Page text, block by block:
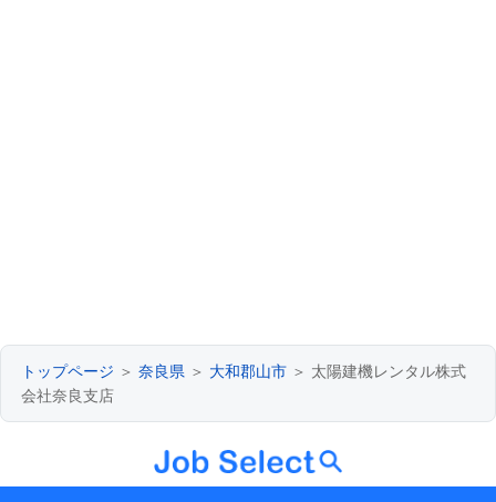
トップページ ＞ 奈良県 ＞ 大和郡山市 ＞ 太陽建機レンタル株式
会社奈良支店